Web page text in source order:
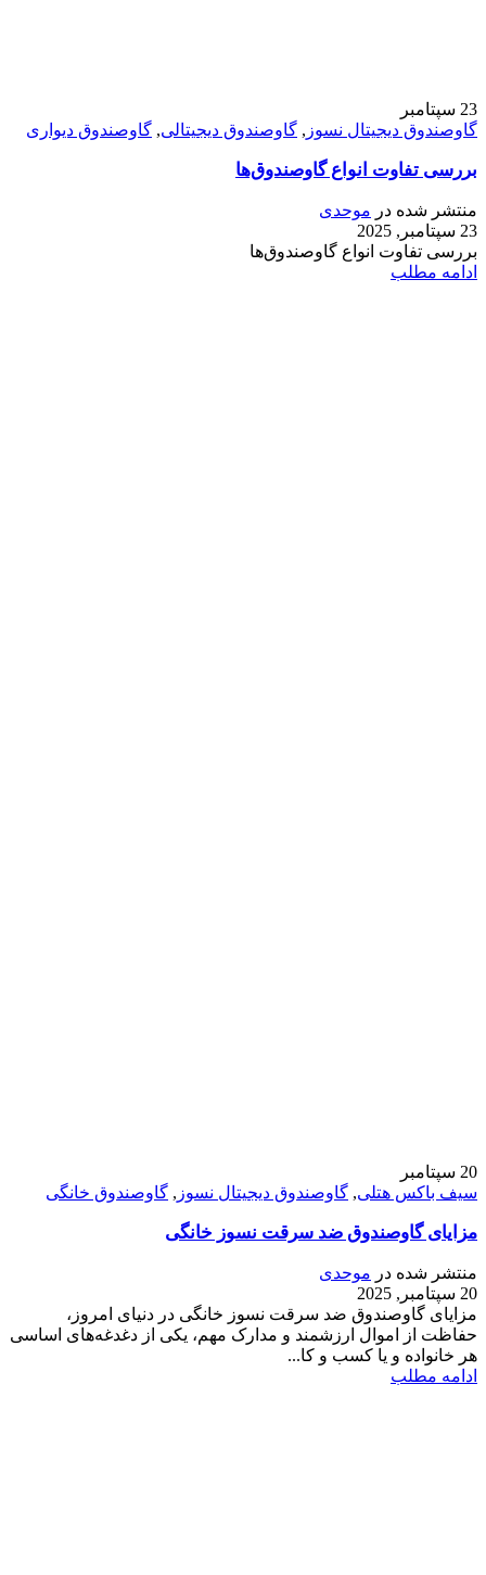
23 سپتامبر
گاوصندوق دیجیتال نسوز , گاوصندوق دیجیتالی, گاوصندوق دیواری
بررسی تفاوت انواع گاوصندوق‌ها
منتشر شده در موحدی
23 سپتامبر, 2025
بررسی تفاوت انواع گاوصندوق‌ها
ادامه مطلب
20 سپتامبر
سیف باکس هتلی, گاوصندوق دیجیتال نسوز , گاوصندوق خانگی
مزایای گاوصندوق ضد سرقت نسوز خانگی
منتشر شده در موحدی
20 سپتامبر, 2025
مزایای گاوصندوق ضد سرقت نسوز خانگی در دنیای امروز،
حفاظت از اموال ارزشمند و مدارک مهم، یکی از دغدغه‌های اساسی
هر خانواده و یا کسب و کا...
ادامه مطلب